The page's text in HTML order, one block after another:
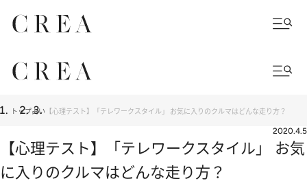
トップ占い 【心理テスト】「テレワークスタイル」 お気に入りのクルマはどんな走り方？
2020.4.5
【心理テスト】「テレワークスタイル」 お気
に入りのクルマはどんな走り方？